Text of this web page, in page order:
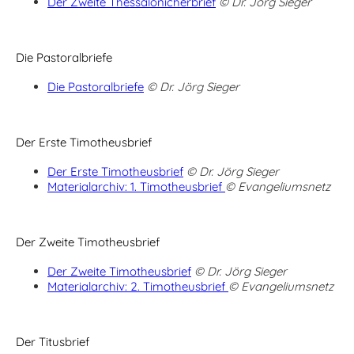
Die Pastoralbriefe
Die Pastoralbriefe © Dr. Jörg Sieger
Der Erste Timotheusbrief
Der Erste Timotheusbrief © Dr. Jörg Sieger
Materialarchiv: 1. Timotheusbrief © Evangeliumsnetz
Der Zweite Timotheusbrief
Der Zweite Timotheusbrief © Dr. Jörg Sieger
Materialarchiv: 2. Timotheusbrief © Evangeliumsnetz
Der Titusbrief